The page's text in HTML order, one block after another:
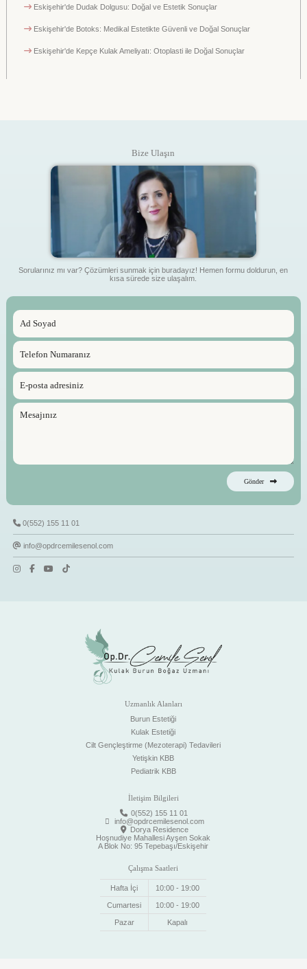
Eskişehir'de Dudak Dolgusu: Doğal ve Estetik Sonuçlar
Eskişehir'de Botoks: Medikal Estetikte Güvenli ve Doğal Sonuçlar
Eskişehir'de Kepçe Kulak Ameliyatı: Otoplasti ile Doğal Sonuçlar
Bize Ulaşın
Sorularınız mı var? Çözümleri sunmak için buradayız! Hemen formu doldurun, en
kısa sürede size ulaşalım.
Gönder
0(552) 155 11 01
info@opdrcemilesenol.com
Uzmanlık Alanları
Burun Estetiği
Kulak Estetiği
Cilt Gençleştirme (Mezoterapi) Tedavileri
Yetişkin KBB
Pediatrik KBB
İletişim Bilgileri
0(552) 155 11 01
info@opdrcemilesenol.com
Dorya Residence
Hoşnudiye Mahallesi Ayşen Sokak
A Blok No: 95 Tepebaşı/Eskişehir
Çalışma Saatleri
Hafta İçi 10:00 - 19:00
Cumartesi 10:00 - 19:00
Pazar Kapalı